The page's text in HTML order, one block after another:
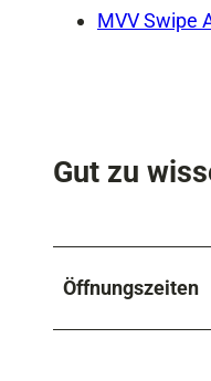
MVV Swipe
Gut zu
Öffnungszeiten